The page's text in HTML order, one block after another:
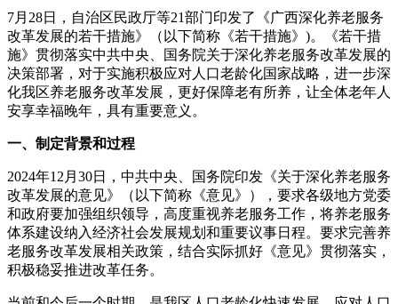
7月28日，自治区民政厅等21部门印发了《广西深化养老服务
改革发展的若干措施》（以下简称《若干措施》)。《若干措
施》贯彻落实中共中央、国务院关于深化养老服务改革发展的
决策部署，对于实施积极应对人口老龄化国家战略，进一步深
化我区养老服务改革发展，更好保障老有所养，让全体老年人
安享幸福晚年，具有重要意义。
一、制定背景和过程
2024年12月30日，中共中央、国务院印发《关于深化养老服务
改革发展的意见》（以下简称《意见》），要求各级地方党委
和政府要加强组织领导，高度重视养老服务工作，将养老服务
体系建设纳入经济社会发展规划和重要议事日程。要求完善养
老服务改革发展相关政策，结合实际抓好《意见》贯彻落实，
积极稳妥推进改革任务。